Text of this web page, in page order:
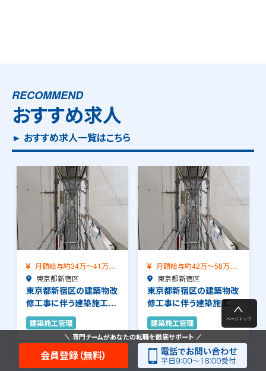
RECOMMEND
おすすめ求人
► おすすめ求人一覧はこちら
月額給与約34万～41万
（前職給与保証）…
東京都新宿区
東京都新宿区の建築物改
修工事に伴う建築施工管
理のお仕事です。…
建築施工管理
大成建設株式会社
月額給与約42万～58万
（前職給与保証）…
東京都新宿区
東京都新宿区の建築物改
修工事に伴う建築施工管
理のお仕事です。…
建築施工管理
大成建設株式会社
専門チームがあなたの転職を徹底サポート
会員登録（無料）